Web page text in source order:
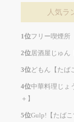
人気ラ
フリー喫煙
居酒屋じゅん
どもん【たば
中華料理じょ
＋】
Gulp!【たばこ